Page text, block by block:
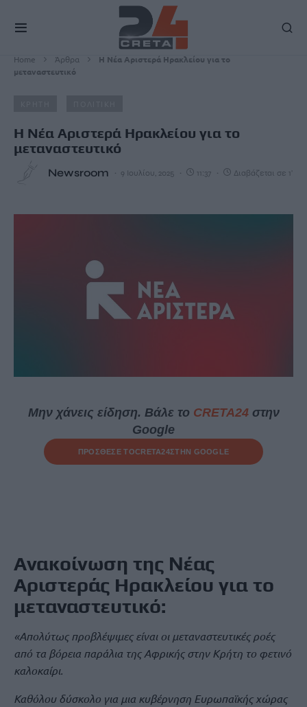
Home Άρθρα
Η Νέα Αριστερά Ηρακλείου για το
μεταναστευτικό
Η Νέα Αριστερά Ηρακλείου για το
μεταναστευτικό
Newsroom 9 Ιουλίου, 2025 11:37 Διαβάζεται σε 1'
Μην χάνεις είδηση. Βάλε το CRETA24στην
Google
ΠΡΟΣΘΕΣΕ ΤΟCRETA24ΣΤΗΝ GOOGLE
Ανακοίνωση της Νέας
Αριστεράς Ηρακλείου για το
μεταναστευτικό:
«Απολύτως προβλέψιμες είναι οι μεταναστευτικές ροές
από τα βόρεια παράλια της Αφρικής στην Κρήτη το φετινό
καλοκαίρι.
Καθόλου δύσκολο για μια κυβέρνηση Ευρωπαϊκής χώρας